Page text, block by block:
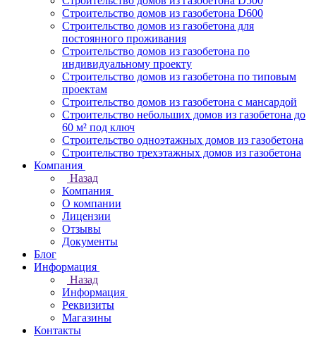
Строительство домов из газобетона D600
Строительство домов из газобетона для
постоянного проживания
Строительство домов из газобетона по
индивидуальному проекту
Строительство домов из газобетона по типовым
проектам
Строительство домов из газобетона с мансардой
Строительство небольших домов из газобетона до
60 м² под ключ
Строительство одноэтажных домов из газобетона
Строительство трехэтажных домов из газобетона
Компания
Назад
Компания
О компании
Лицензии
Отзывы
Документы
Блог
Информация
Назад
Информация
Реквизиты
Магазины
Контакты